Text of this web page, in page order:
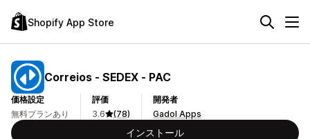
Shopify App Store
Correios ‑ SEDEX ‑ PAC
価格設定
無料プランあり
評価
3.6
(78)
開発者
Gadol Apps
インストール